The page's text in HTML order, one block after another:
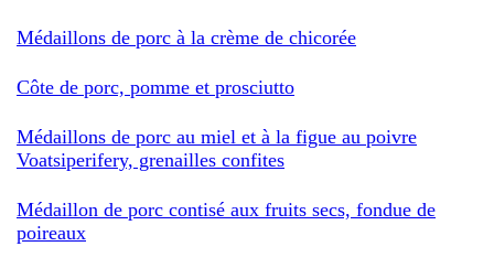
Médaillons de porc à la crème de chicorée
Côte de porc, pomme et prosciutto
Médaillons de porc au miel et à la figue au poivre
Voatsiperifery, grenailles confites
Médaillon de porc contisé aux fruits secs, fondue de
poireaux